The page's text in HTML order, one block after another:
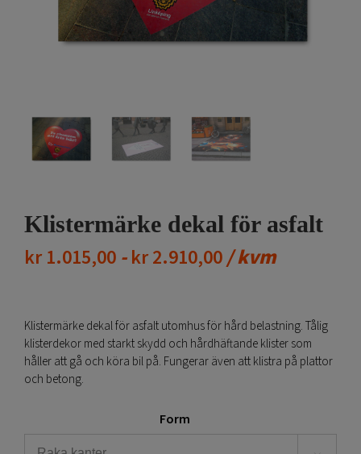
Klistermärke dekal för asfalt
kr1.015,00 -kr2.910,00/ kvm
Klistermärke dekal för asfalt utomhus för hård belastning. Tålig
klisterdekor med starkt skydd och hårdhäftande klister som
håller att gå och köra bil på. Fungerar även att klistra på plattor
och betong.
Form